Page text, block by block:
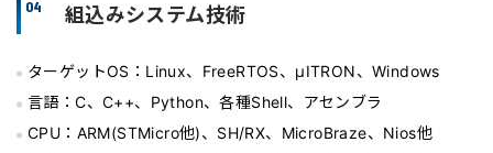
04 組込みシステム技術
ターゲットOS：Linux、FreeRTOS、μITRON、Windows
⾔語：C、C++、Python、各種Shell、アセンブラ
CPU：ARM(STMicro他)、SH/RX、MicroBraze、Nios他